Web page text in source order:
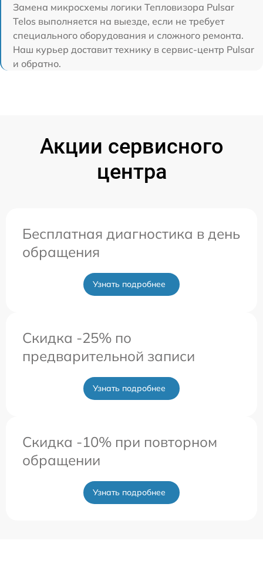
Замена микросхемы логики Тепловизора Pulsar
Telos выполняется на выезде, если не требует
специального оборудования и сложного ремонта.
Наш курьер доставит технику в сервис-центр Pulsar
и обратно.
Акции сервисного
центра
Бесплатная диагностика в день
обращения
Узнать подробнее
Скидка -25% по
предварительной записи
Узнать подробнее
Скидка -10% при повторном
обращении
Узнать подробнее